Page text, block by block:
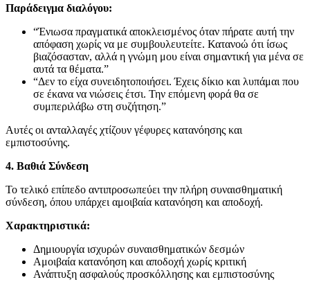
Παράδειγμα διαλόγου:
“Ένιωσα πραγματικά αποκλεισμένος όταν πήρατε αυτή την
απόφαση χωρίς να με συμβουλευτείτε. Κατανοώ ότι ίσως
βιαζόσασταν, αλλά η γνώμη μου είναι σημαντική για μένα σε
αυτά τα θέματα.”
“Δεν το είχα συνειδητοποιήσει. Έχεις δίκιο και λυπάμαι που
σε έκανα να νιώσεις έτσι. Την επόμενη φορά θα σε
συμπεριλάβω στη συζήτηση.”
Αυτές οι ανταλλαγές χτίζουν γέφυρες κατανόησης και
εμπιστοσύνης.
4. Βαθιά Σύνδεση
Το τελικό επίπεδο αντιπροσωπεύει την πλήρη συναισθηματική
σύνδεση, όπου υπάρχει αμοιβαία κατανόηση και αποδοχή.
Χαρακτηριστικά:
Δημιουργία ισχυρών συναισθηματικών δεσμών
Αμοιβαία κατανόηση και αποδοχή χωρίς κριτική
Ανάπτυξη ασφαλούς προσκόλλησης και εμπιστοσύνης